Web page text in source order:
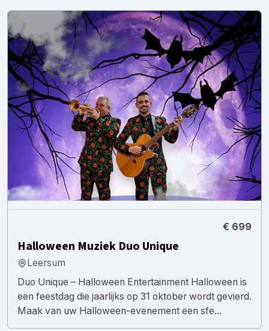
€ 699
Halloween Muziek Duo Unique
Leersum
Duo Unique – Halloween Entertainment Halloween is
een feestdag die jaarlijks op 31 oktober wordt gevierd.
Maak van uw Halloween-evenement een sfe...